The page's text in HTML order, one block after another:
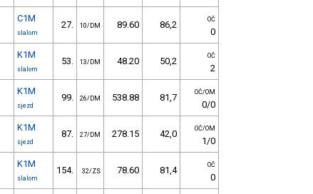
C1M
slalom
27. 10/DM 89.60 86,2 OČ
0
K1M
slalom
53. 13/DM 48.20 50,2 OČ
2
K1M
sjezd
99. 26/DM 538.88 81,7 OČ/OM
0/0
K1M
sjezd
87. 27/DM 278.15 42,0 OČ/OM
1/0
K1M
slalom
154. 32/ZS 78.60 81,4 OČ
0